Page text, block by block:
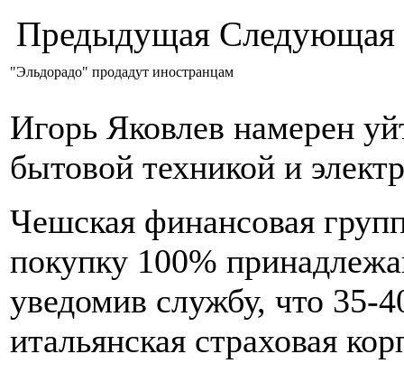
Предыдущая Следующая
"Эльдорадо" продадут иностранцам
Игорь Яковлев намерен
бытовой техникой и
Чешская финансовая
покупку 100%
уведомив службу, что 35-
итальянская страховая